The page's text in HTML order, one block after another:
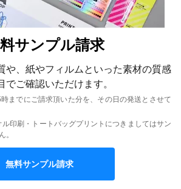
サンプル請求
や、紙やフィルムといった素材の質感
でご確認いただけます。
までにご請求頂いた分を、その日の発送とさせて
印刷・トートバッグプリントにつきましてはサン
。
無料サンプル請求